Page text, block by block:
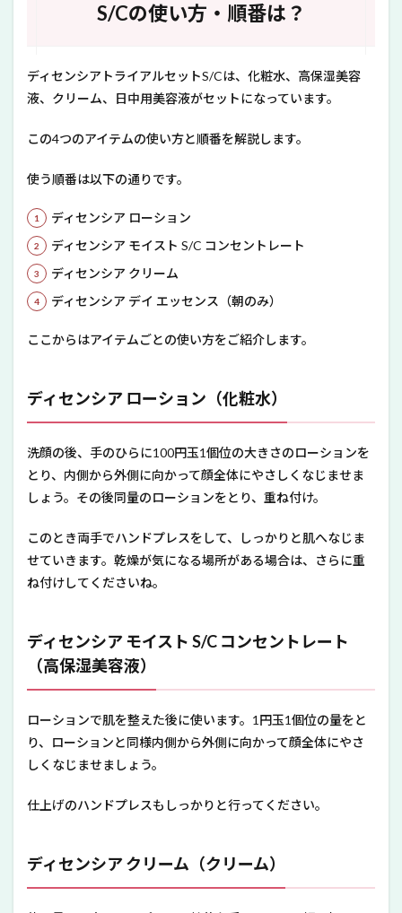
S/Cの使い方・順番は？
ディセンシアトライアルセットS/Cは、化粧水、高保湿美容
液、クリーム、日中用美容液がセットになっています。
この4つのアイテムの使い方と順番を解説します。
使う順番は以下の通りです。
ディセンシア ローション
ディセンシア モイスト S/C コンセントレート
ディセンシア クリーム
ディセンシア デイ エッセンス（朝のみ）
ここからはアイテムごとの使い方をご紹介します。
ディセンシア ローション（化粧水）
洗顔の後、手のひらに100円玉1個位の大きさのローションを
とり、内側から外側に向かって顔全体にやさしくなじませま
しょう。その後同量のローションをとり、重ね付け。
このとき両手でハンドプレスをして、しっかりと肌へなじま
せていきます。乾燥が気になる場所がある場合は、さらに重
ね付けしてくださいね。
ディセンシア モイスト S/C コンセントレート
（高保湿美容液）
ローションで肌を整えた後に使います。1円玉1個位の量をと
り、ローションと同様内側から外側に向かって顔全体にやさ
しくなじませましょう。
仕上げのハンドプレスもしっかりと行ってください。
ディセンシア クリーム（クリーム）